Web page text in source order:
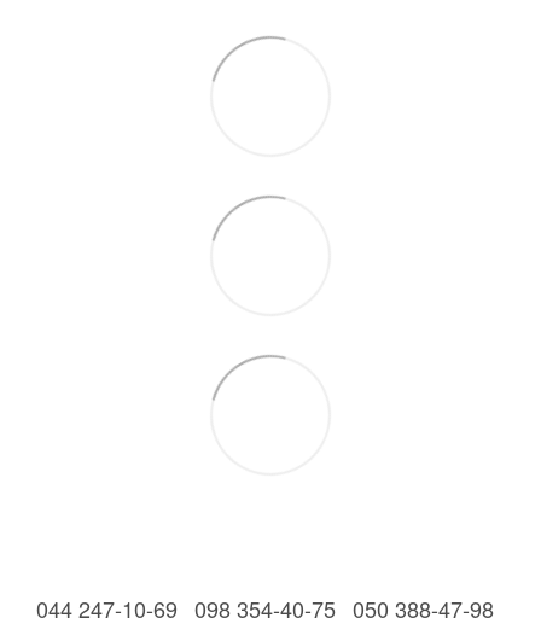
044 247-10-69 098 354-40-75 050 388-47-98